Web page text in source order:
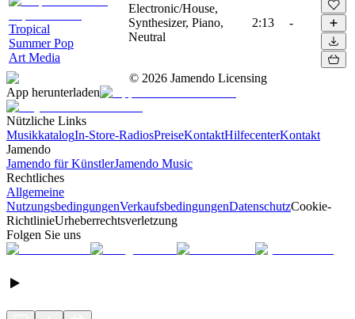
Tropical
Summer Pop
Art Media
Electronic/House,
Synthesizer, Piano,
Neutral
2:13 -
© 2026 Jamendo Licensing
App herunterladen
Nützliche Links
MusikkatalogIn-Store-RadiosPreiseKontaktHilfecenterKontakt
Jamendo
Jamendo für KünstlerJamendo Music
Rechtliches
Allgemeine
NutzungsbedingungenVerkaufsbedingungenDatenschutzCookie-
RichtlinieUrheberrechtsverletzung
Folgen Sie uns